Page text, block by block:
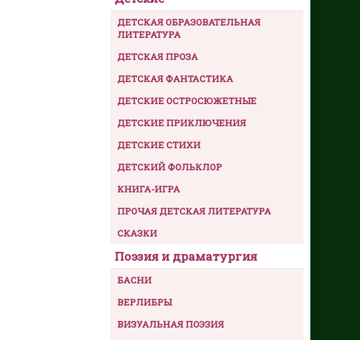
ДЕТСКАЯ ОБРАЗОВАТЕЛЬНАЯ
ЛИТЕРАТУРА
ДЕТСКАЯ ПРОЗА
ДЕТСКАЯ ФАНТАСТИКА
ДЕТСКИЕ ОСТРОСЮЖЕТНЫЕ
ДЕТСКИЕ ПРИКЛЮЧЕНИЯ
ДЕТСКИЕ СТИХИ
ДЕТСКИЙ ФОЛЬКЛОР
КНИГА-ИГРА
ПРОЧАЯ ДЕТСКАЯ ЛИТЕРАТУРА
СКАЗКИ
Поэзия и драматургия
БАСНИ
ВЕРЛИБРЫ
ВИЗУАЛЬНАЯ ПОЭЗИЯ